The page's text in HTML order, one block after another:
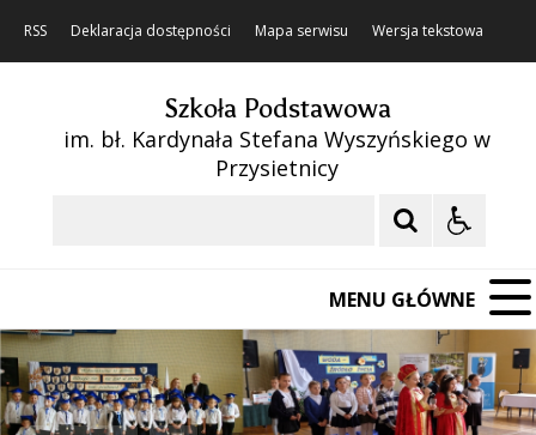
RSS Deklaracja dostępności Mapa serwisu Wersja tekstowa
Szkoła Podstawowa
im. bł. Kardynała Stefana Wyszyńskiego w
Przysietnicy
MENU GŁÓWNE